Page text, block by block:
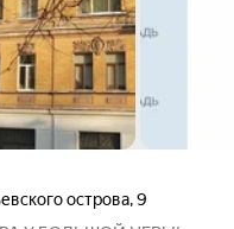
острова,9